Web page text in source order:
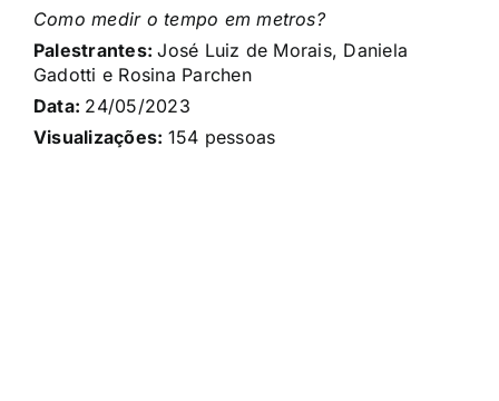
Como medir o tempo em metros?
Palestrantes:José Luiz de Morais, Daniela
Gadotti e Rosina Parchen
Data: 24/05/2023
Visualizações: 154 pessoas